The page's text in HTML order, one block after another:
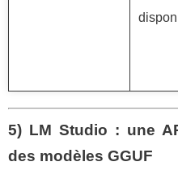
5) LM Studio : une
des modèles GGUF